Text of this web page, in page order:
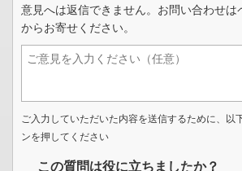
意見へは返信できません。お問い合わせは
からお寄せください。
ご入力していただいた内容を送信するために、以
ンを押してください
この質問は役に立ちましたか？